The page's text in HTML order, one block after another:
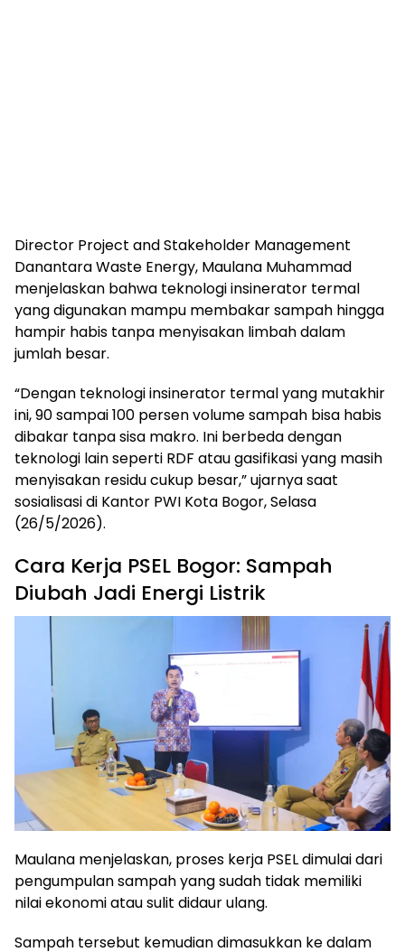
Director Project and Stakeholder Management
Danantara Waste Energy, Maulana Muhammad
menjelaskan bahwa teknologi insinerator termal
yang digunakan mampu membakar sampah hingga
hampir habis tanpa menyisakan limbah dalam
jumlah besar.
“Dengan teknologi insinerator termal yang mutakhir
ini, 90 sampai 100 persen volume sampah bisa habis
dibakar tanpa sisa makro. Ini berbeda dengan
teknologi lain seperti RDF atau gasifikasi yang masih
menyisakan residu cukup besar,” ujarnya saat
sosialisasi di Kantor PWI Kota Bogor, Selasa
(26/5/2026).
Cara Kerja PSEL Bogor: Sampah
Diubah Jadi Energi Listrik
Maulana menjelaskan, proses kerja PSEL dimulai dari
pengumpulan sampah yang sudah tidak memiliki
nilai ekonomi atau sulit didaur ulang.
Sampah tersebut kemudian dimasukkan ke dalam